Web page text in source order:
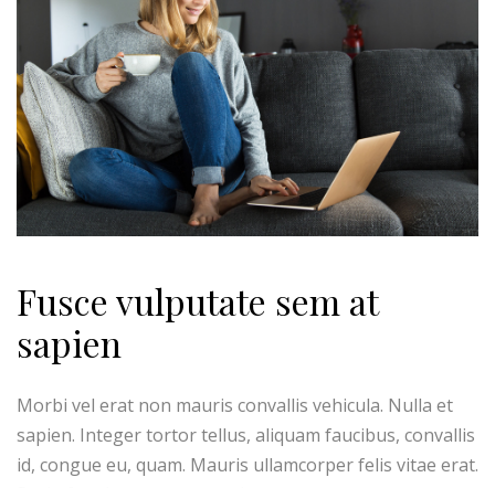
Fusce vulputate sem at
sapien
Morbi vel erat non mauris convallis vehicula. Nulla et
sapien. Integer tortor tellus, aliquam faucibus, convallis
id, congue eu, quam. Mauris ullamcorper felis vitae erat.